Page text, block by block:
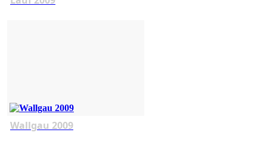
Wallgau 2009